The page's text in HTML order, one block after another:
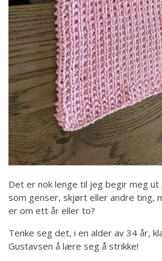
Det er nok lenge til jeg begir meg
som genser, skjørt eller andre ting,
er om ett år eller to?
Tenke seg det, i en alder av 34 år,
Gustavsen å lære seg å strikke!